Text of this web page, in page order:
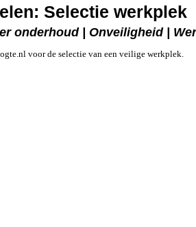
Selectie werkplek
onderhoud | Onveiligheid |
voor de selectie van een veilige werkplek.